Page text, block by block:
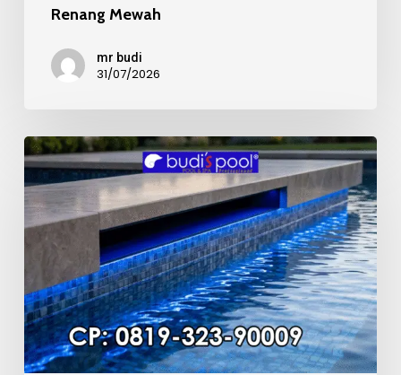
Renang Mewah
mr budi
31/07/2026
Kualitas
Material
Mosaic
Kolam
Renang